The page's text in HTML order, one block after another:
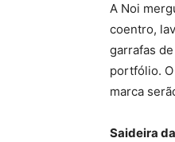
A Noi
coentro,
garrafas
portfólio.
marca
Saideira